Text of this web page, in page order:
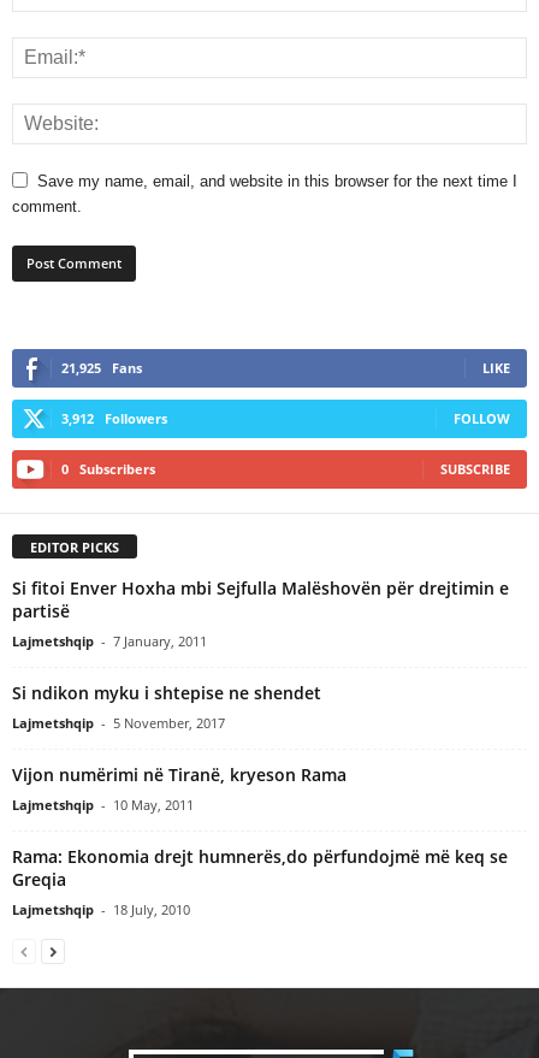
Save my name, email, and website in this browser for the next time I
comment.
21,925 Fans LIKE
3,912 Followers FOLLOW
0 Subscribers SUBSCRIBE
EDITOR PICKS
Si fitoi Enver Hoxha mbi Sejfulla Malëshovën për drejtimin e
partisë
Lajmetshqip - 7 January, 2011
Si ndikon myku i shtepise ne shendet
Lajmetshqip - 5 November, 2017
Vijon numërimi në Tiranë, kryeson Rama
Lajmetshqip - 10 May, 2011
Rama: Ekonomia drejt humnerës,do përfundojmë më keq se
Greqia
Lajmetshqip - 18 July, 2010